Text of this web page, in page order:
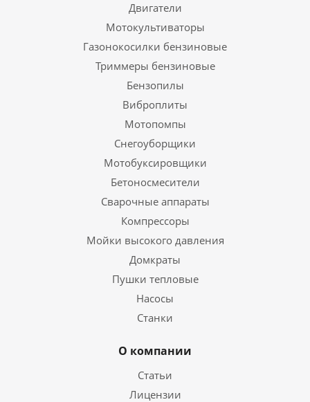
Двигатели
Мотокультиваторы
Газонокосилки бензиновые
Триммеры бензиновые
Бензопилы
Виброплиты
Мотопомпы
Снегоуборщики
Мотобуксировщики
Бетоносмесители
Сварочные аппараты
Компрессоры
Мойки высокого давления
Домкраты
Пушки тепловые
Насосы
Станки
О компании
Статьи
Лицензии